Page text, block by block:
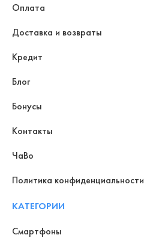
Оплата
Доставка и возвраты
Кредит
Блог
Бонусы
Контакты
ЧаВо
Политика конфиденциальности
КАТЕГОРИИ
Смартфоны